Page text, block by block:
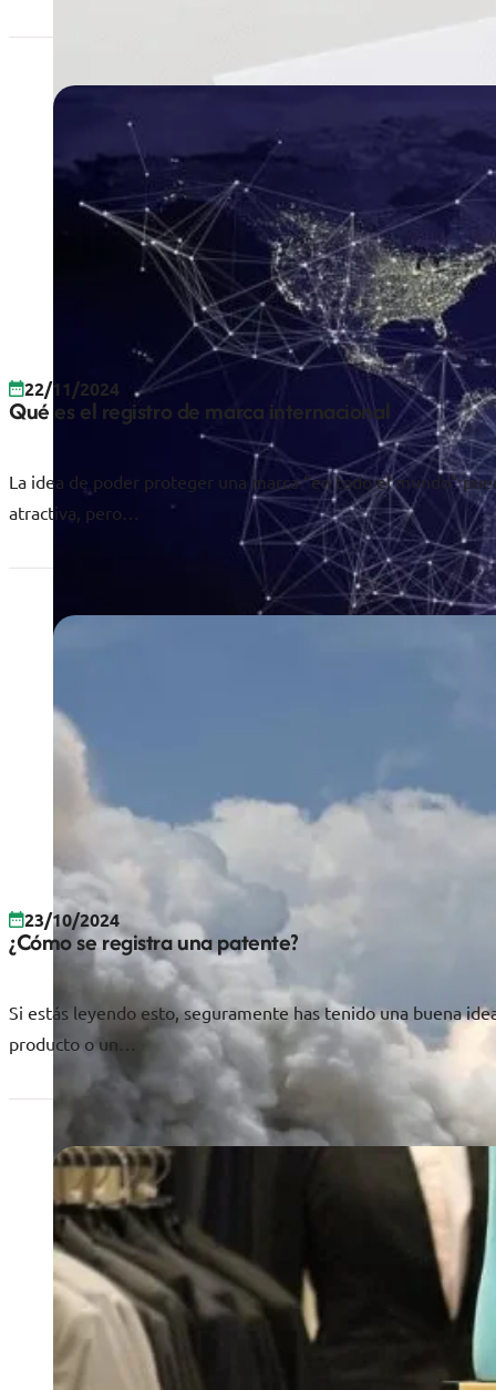
22/11/2024
Qué es el registro de marca internacional
La idea de poder proteger una marca “en todo el mundo”
atractiva, pero…
23/10/2024
¿Cómo se registra una patente?
Si estás leyendo esto, seguramente has tenido una buena
producto o un…